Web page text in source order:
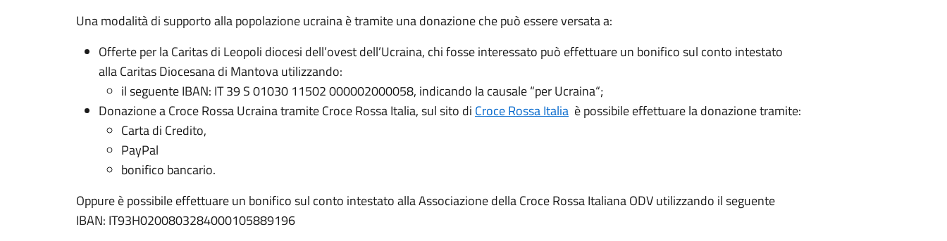
Una modalità di supporto alla popolazione ucraina è tramite una donazione che può essere versata a:
Offerte per la Caritas di Leopoli diocesi dell’ovest dell’Ucraina, chi fosse interessato può effettuare un bonifico sul conto intestato
alla Caritas Diocesana di Mantova utilizzando:
il seguente IBAN: IT 39 S 01030 11502 000002000058, indicando la causale “per Ucraina“;
Donazione a Croce Rossa Ucraina tramite Croce Rossa Italia, sul sito di Croce Rossa Italia è possibile effettuare la donazione tramite:
Carta di Credito,
PayPal
bonifico bancario.
Oppure è possibile effettuare un bonifico sul conto intestato alla Associazione della Croce Rossa Italiana ODV utilizzando il seguente
IBAN: IT93H0200803284000105889196